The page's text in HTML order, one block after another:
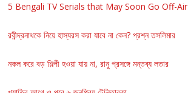
5 Bengali TV Serials that May Soon Go Off-Air
রবীন্দ্রনাথকে নিয়ে হাস্যরস করা যাবে না কেন? প্রশ্ন তসলিমার
নকল করে বড় শিল্পী হওয়া যায় না, রানু প্রসঙ্গে মন্তব্য লতার